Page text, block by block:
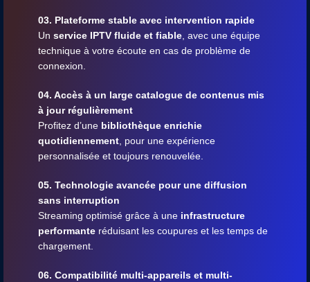
03. Plateforme stable avec intervention rapide
Un service IPTV fluide et fiable , avec une équipe
technique à votre écoute en cas de problème de
connexion.
04. Accès à un large catalogue de contenus mis
à jour régulièrement
Profitez d’une bibliothèque enrichie
quotidiennement , pour une expérience
personnalisée et toujours renouvelée.
05. Technologie avancée pour une diffusion
sans interruption
Streaming optimisé grâce à une infrastructure
performante réduisant les coupures et les temps de
chargement.
06. Compatibilité multi-appareils et multi-